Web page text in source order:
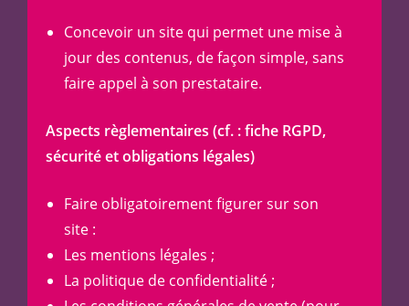
Concevoir un site qui permet une mise à
jour des contenus, de façon simple, sans
faire appel à son prestataire.
Aspects règlementaires (cf. : fiche RGPD,
sécurité et obligations légales)
Faire obligatoirement figurer sur son
site :
Les mentions légales ;
La politique de confidentialité ;